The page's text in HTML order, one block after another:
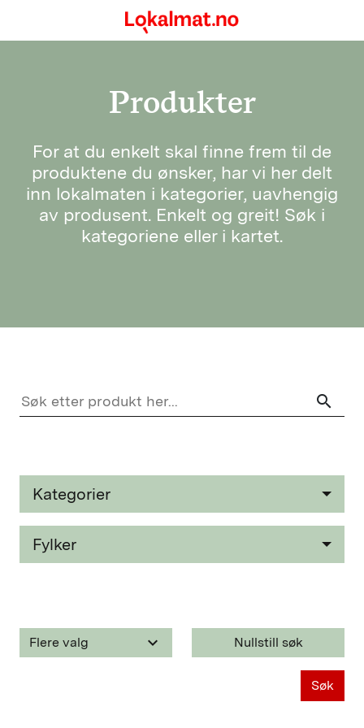
Produkter
For at du enkelt skal finne frem til de
produktene du ønsker, har vi her delt
inn lokalmaten i kategorier, uavhengig
av produsent. Enkelt og greit! Søk i
kategoriene eller i kartet.
search
Kategorier
Fylker
Flere valg keyboard_arrow_down Nullstill søk
Søk